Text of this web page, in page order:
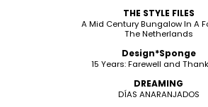
THE STYLE FILES
A Mid Century Bungalow In A
The Netherlands
Design*Sponge
15 Years: Farewell and
DREAMING
DÍAS ANARANJADOS